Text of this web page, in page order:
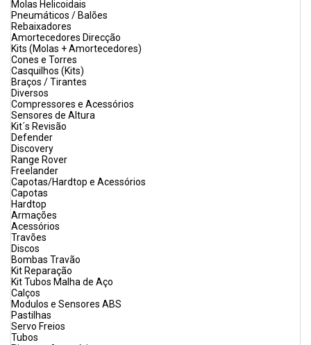
Molas Helicoidais
Pneumáticos / Balões
Rebaixadores
Amortecedores Direcção
Kits (Molas + Amortecedores)
Cones e Torres
Casquilhos (Kits)
Braços / Tirantes
Diversos
Compressores e Acessórios
Sensores de Altura
Kit´s Revisão
Defender
Discovery
Range Rover
Freelander
Capotas/Hardtop e Acessórios
Capotas
Hardtop
Armações
Acessórios
Travões
Discos
Bombas Travão
Kit Reparação
Kit Tubos Malha de Aço
Calços
Modulos e Sensores ABS
Pastilhas
Servo Freios
Tubos